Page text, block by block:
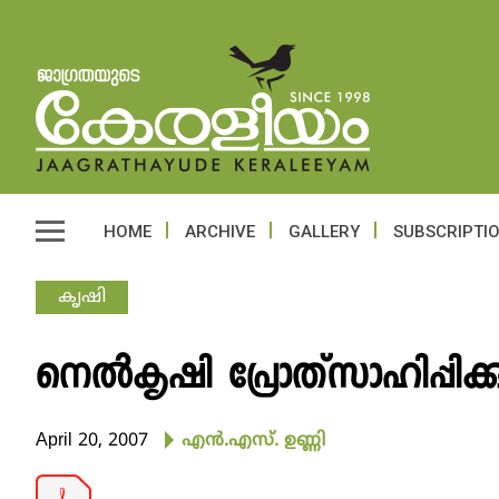
HOME ARCHIVE GALLERY
കൃഷി
നെല്‍കൃഷി
April 20, 2007 എന്‍.എസ്. ഉണ്ണി